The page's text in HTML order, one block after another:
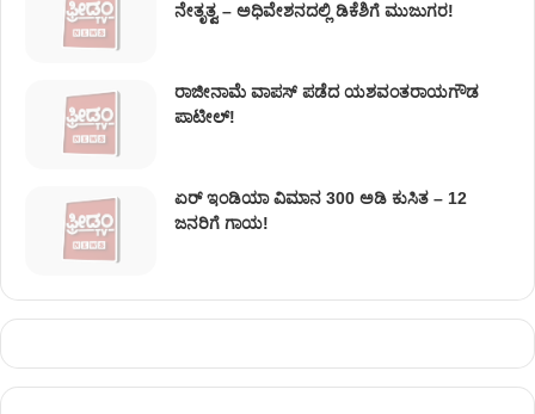
ನೇತೃತ್ವ – ಅಧಿವೇಶನದಲ್ಲಿ ಡಿಕೆಶಿಗೆ ಮುಜುಗರ!
ರಾಜೀನಾಮೆ ವಾಪಸ್ ಪಡೆದ ಯಶವಂತರಾಯಗೌಡ
ಪಾಟೀಲ್‌!
ಏರ್ ಇಂಡಿಯಾ ವಿಮಾನ 300 ಅಡಿ ಕುಸಿತ – 12
ಜನರಿಗೆ ಗಾಯ!